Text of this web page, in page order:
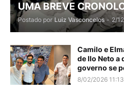
UMA BREVE
Postado por Luiz Vasconcelos - 2/
Camilo e
de Ilo Neto a
governo se
8/02/2026